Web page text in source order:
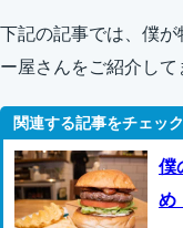
下記の記事では、僕
ー屋さんをご紹介して
僕
め